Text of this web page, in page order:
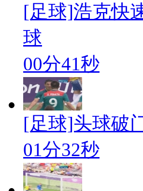
[足球]浩克快
球
00分41秒
[足球]头球破
01分32秒